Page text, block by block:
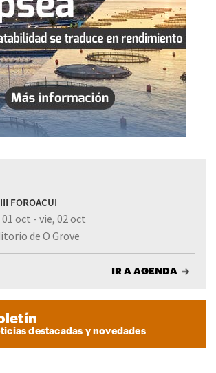
FOROACUI
01 oct - vie, 02 oct
de O Grove
IR A AGENDA
destacadas y novedades